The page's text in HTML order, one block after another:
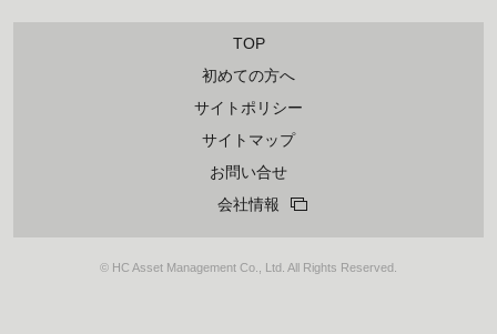
TOP
初めての方へ
サイトポリシー
サイトマップ
お問い合せ
会社情報
© HC Asset Management Co., Ltd. All Rights Reserved.